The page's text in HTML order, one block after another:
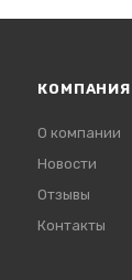
КОМПАНИЯ
О компании
Новости
Отзывы
Контакты